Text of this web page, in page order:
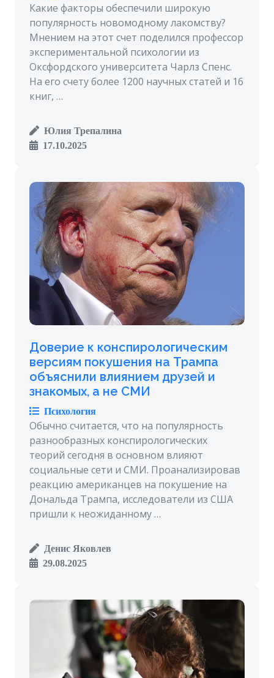
Какие факторы обеспечили широкую
популярность новомодному лакомству?
Мнением на этот счет поделился профессор
экспериментальной психологии из
Оксфордского университета Чарлз Спенс.
На его счету более 1200 научных статей и 16
книг, …
Юлия Трепалина
17.10.2025
Доверие к конспирологическим
версиям покушения на Трампа
объяснили влиянием друзей и
знакомых, а не СМИ
Психология
Обычно считается, что на популярность
разнообразных конспирологических
теорий сегодня в основном влияют
социальные сети и СМИ. Проанализировав
реакцию американцев на покушение на
Дональда Трампа, исследователи из США
пришли к неожиданному …
Денис Яковлев
29.08.2025